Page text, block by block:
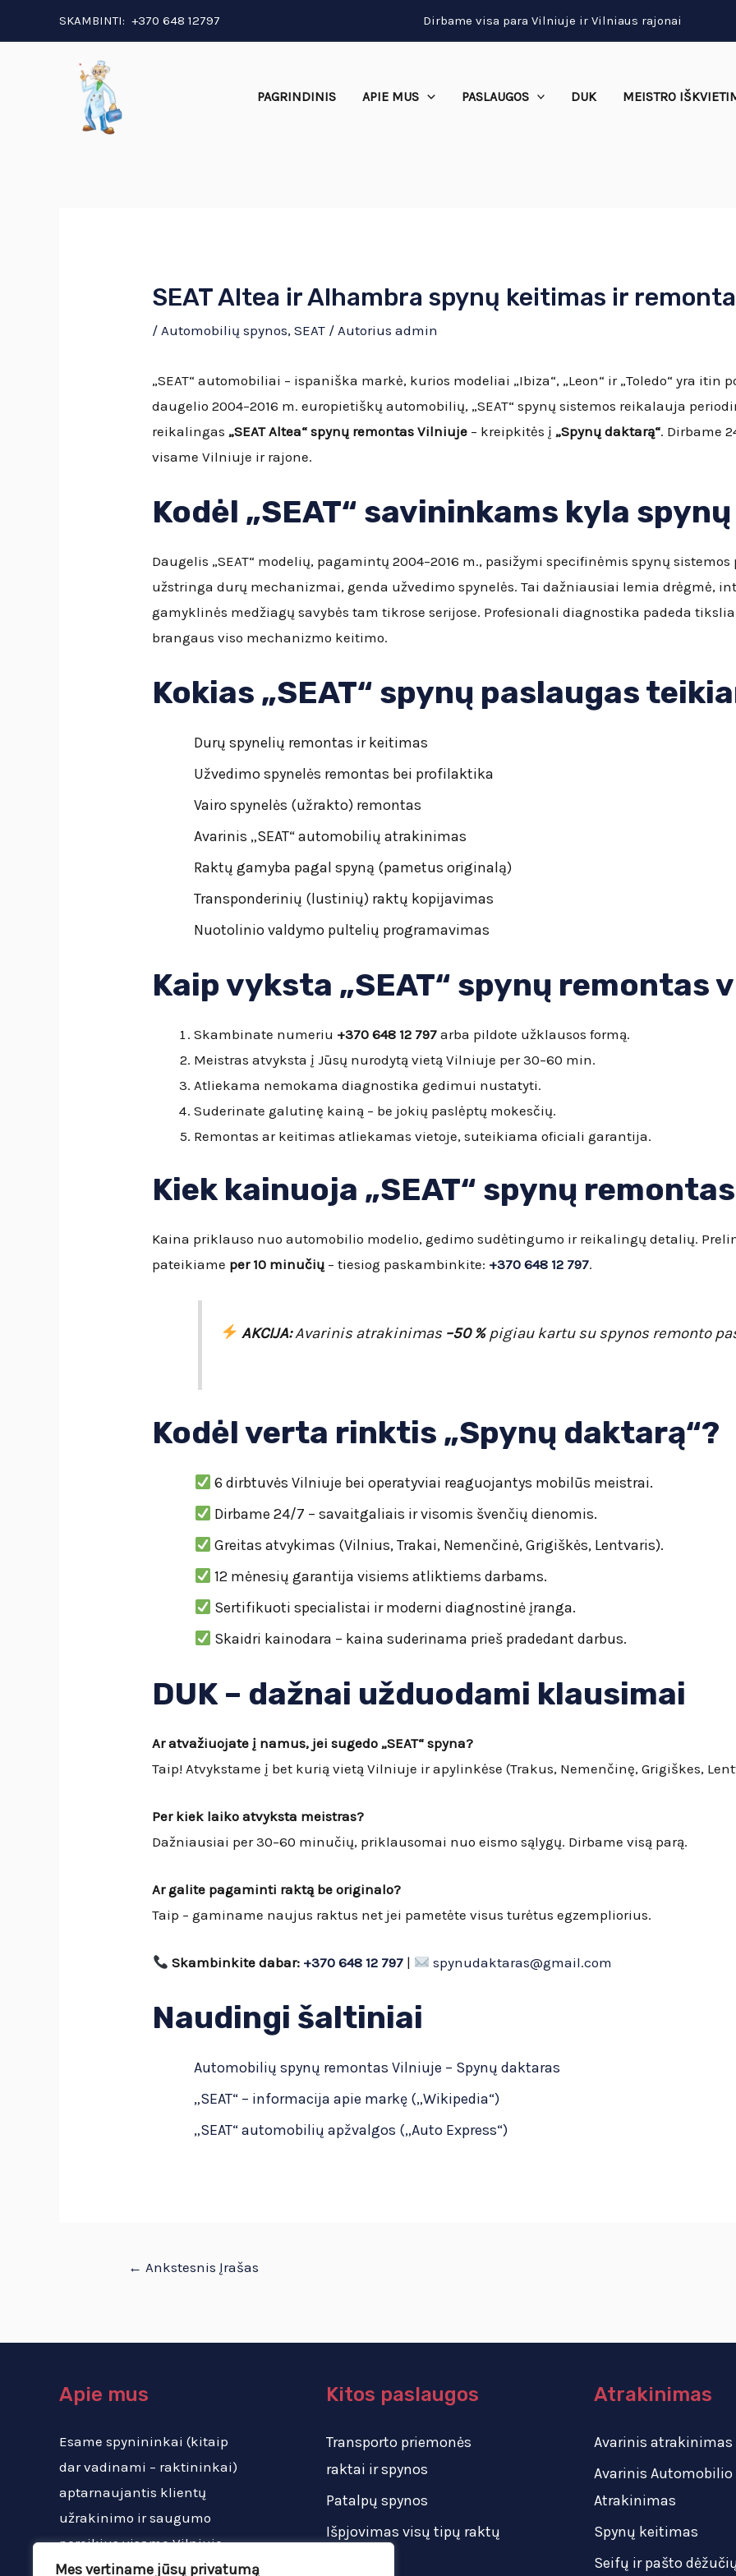
Mes vertiname jūsų privatumą
prie
SKAMBINTI: +370 648 12797 Dirbame visa para Vilniuje ir Vilniaus rajonai
PAGRINDINIS APIE MUS PASLAUGOS DUK MEISTRO
SEAT Altea ir Alhambra spynų keitimas ir
/ Automobilių spynos,SEAT / Autorius admin
„SEAT“ automobiliai – ispaniška markė, kurios modeliai „Ibiza“, „Leon“ ir „Toledo“ yra itin
daugelio 2004–2016 m. europietiškų automobilių, „SEAT“ spynų sistemos reikalauja
reikalingas „SEAT Altea“ spynų remontas Vilniuje – kreipkitės į „Spynų daktarą“. Dirbame
visame Vilniuje ir rajone.
Kodėl „SEAT“ savininkams kyla
Daugelis „SEAT“ modelių, pagamintų 2004–2016 m., pasižymi specifinėmis spynų
užstringa durų mechanizmai, genda užvedimo spynelės. Tai dažniausiai lemia drėgmė,
gamyklinės medžiagų savybės tam tikrose serijose. Profesionali diagnostika padeda
brangaus viso mechanizmo keitimo.
Kokias „SEAT“ spynų paslaugas
Durų spynelių remontas ir keitimas
Užvedimo spynelės remontas bei profilaktika
Vairo spynelės (užrakto) remontas
Avarinis „SEAT“ automobilių atrakinimas
Raktų gamyba pagal spyną (pametus originalą)
Transponderinių (lustinių) raktų kopijavimas
Nuotolinio valdymo pultelių programavimas
Kaip vyksta „SEAT“ spynų remontas
Skambinate numeriu +370 648 12 797 arba pildote užklausos formą.
Meistras atvyksta į Jūsų nurodytą vietą Vilniuje per 30–60 min.
Atliekama nemokama diagnostika gedimui nustatyti.
Suderinate galutinę kainą – be jokių paslėptų mokesčių.
Remontas ar keitimas atliekamas vietoje, suteikiama oficiali garantija.
Kiek kainuoja „SEAT“ spynų
Kaina priklauso nuo automobilio modelio, gedimo sudėtingumo ir reikalingų detalių.
pateikiame per 10 minučių – tiesiog paskambinkite: +370 648 12 797.
AKCIJA:Avarinis atrakinimas –50 %pigiau kartu su spynos remonto
Kodėl verta rinktis „Spynų daktarą“?
6 dirbtuvės Vilniuje bei operatyviai reaguojantys mobilūs meistrai.
Dirbame 24/7 – savaitgaliais ir visomis švenčių dienomis.
Greitas atvykimas (Vilnius, Trakai, Nemenčinė, Grigiškės, Lentvaris).
12 mėnesių garantija visiems atliktiems darbams.
Sertifikuoti specialistai ir moderni diagnostinė įranga.
Skaidri kainodara – kaina suderinama prieš pradedant darbus.
DUK – dažnai užduodami klausimai
Ar atvažiuojate į namus, jei sugedo „SEAT“ spyna?
Taip! Atvykstame į bet kurią vietą Vilniuje ir apylinkėse (Trakus, Nemenčinę, Grigiškes,
Per kiek laiko atvyksta meistras?
Dažniausiai per 30–60 minučių, priklausomai nuo eismo sąlygų. Dirbame visą parą.
Ar galite pagaminti raktą be originalo?
Taip – gaminame naujus raktus net jei pametėte visus turėtus egzempliorius.
Skambinkite dabar: +370 648 12 797| spynudaktaras@gmail.com
Naudingi šaltiniai
Automobilių spynų remontas Vilniuje – Spynų daktaras
„SEAT“ – informacija apie markę („Wikipedia“)
„SEAT“ automobilių apžvalgos („Auto Express“)
navigation
← Ankstesnis Įrašas
Apie mus
Esame spynininkai (kitaip
dar vadinami – raktininkai)
aptarnaujantis klientų
užrakinimo ir saugumo
poreikius visame Vilniuje,
bei už jo ribų.
Kitos paslaugos
Transporto priemonės
raktai ir spynos
Patalpų spynos
Išpjovimas visų tipų raktų
Atrakinimas
Avarinis atrakinimas
Avarinis Automobilio
Atrakinimas
Spynų keitimas
Seifų ir pašto dėžučių